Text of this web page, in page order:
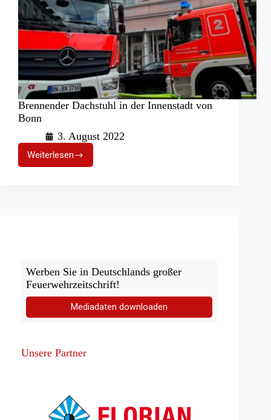
Brennender Dachstuhl in der Innenstadt von
Bonn
3. August 2022
WeiterlesenBrennender
Dachstuhl
Werben Sie in Deutschlands großer
Feuerwehrzeitschrift!
Mediadaten downloaden
Unsere Partner